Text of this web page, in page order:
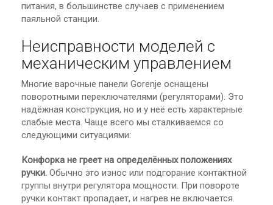
питания, в большинстве случаев с применением
паяльной станции.
Неисправности моделей с
механическим управлением
Многие варочные панели Gorenje оснащены
поворотными переключателями (регуляторами). Это
надёжная конструкция, но и у неё есть характерные
слабые места. Чаще всего мы сталкиваемся со
следующими ситуациями:
Конфорка не греет на определённых положениях
ручки. Обычно это износ или подгорание контактной
группы внутри регулятора мощности. При повороте
ручки контакт пропадает, и нагрев не включается.